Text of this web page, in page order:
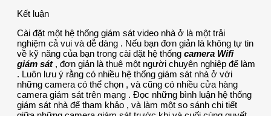
Kết luận
Cài đặt một hệ thống giám sát video nhà ở là một trải
nghiệm cả vui và dễ dàng . Nếu bạn đơn giản là không tự tin
về kỹ năng của bạn trong cài đặt hệ thống camera Wifi
giám sát, đơn giản là thuê một người chuyên nghiệp để làm
. Luôn lưu ý rằng có nhiều hệ thống giám sát nhà ở với
những camera có thể chọn , và cũng có nhiều cửa hàng
camera giám sát trên mạng . Đọc những bình luận hệ thống
giám sát nhà để tham khảo , và làm một so sánh chi tiết